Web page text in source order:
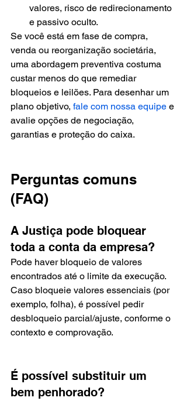
valores, risco de redirecionamento
e passivo oculto.
Se você está em fase de compra,
venda ou reorganização societária,
uma abordagem preventiva costuma
custar menos do que remediar
bloqueios e leilões. Para desenhar um
plano objetivo, fale com nossa equipe e
avalie opções de negociação,
garantias e proteção do caixa.
Perguntas comuns
(FAQ)
A Justiça pode bloquear
toda a conta da empresa?
Pode haver bloqueio de valores
encontrados até o limite da execução.
Caso bloqueie valores essenciais (por
exemplo, folha), é possível pedir
desbloqueio parcial/ajuste, conforme o
contexto e comprovação.
É possível substituir um
bem penhorado?